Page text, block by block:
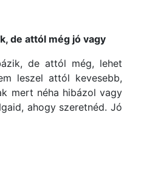
de attól még jó vagy
de attól még, lehet
leszel attól kevesebb,
mert néha hibázol vagy
ahogy szeretnéd. Jó